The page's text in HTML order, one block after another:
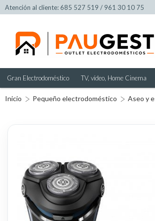
Atención al cliente: 685 527 519 / 961 30 10 75
Gran Electrodoméstico TV, vídeo, Home Cinema
Inicio Pequeño electrodoméstico Aseo y